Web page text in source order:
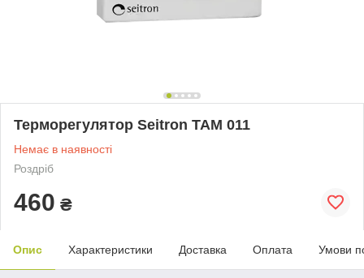
Терморегулятор Seitron TAM 011
Немає в наявності
Роздріб
460 ₴
Опис Характеристики Доставка Оплата Умови